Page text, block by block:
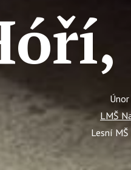
LMŠ
Lesní